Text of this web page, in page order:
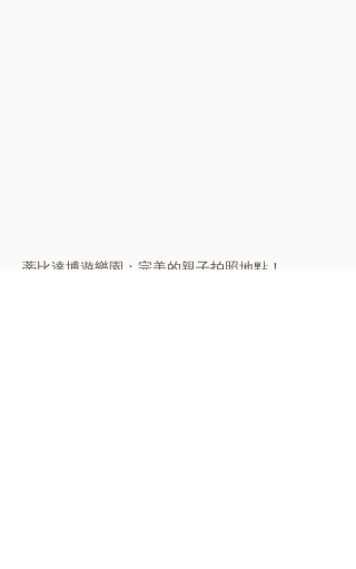
蒂比達博遊樂園：完美的親子拍照地點！